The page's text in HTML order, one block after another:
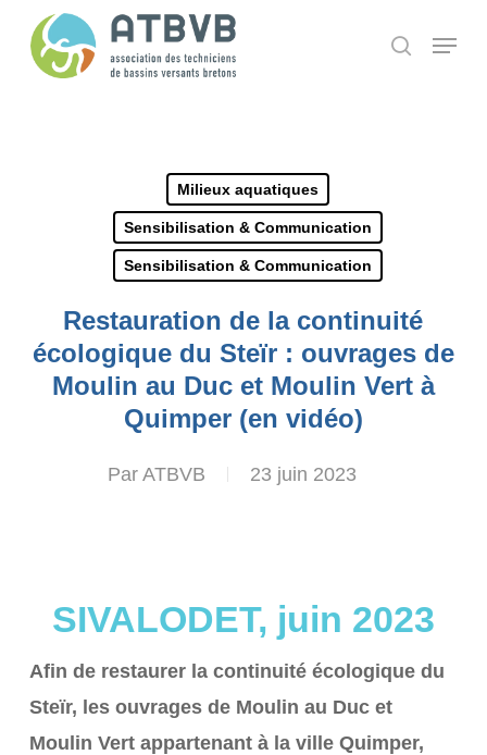
search
Menu
Milieux aquatiques
Sensibilisation & Communication
Sensibilisation & Communication
Restauration de la continuité
écologique du Steïr : ouvrages de
Moulin au Duc et Moulin Vert à
Quimper (en vidéo)
Par ATBVB 23 juin 2023
SIVALODET, juin 2023
Afin de restaurer la continuité écologique du
Steïr, les ouvrages de Moulin au Duc et
Moulin Vert appartenant à la ville Quimper,
Panneau de gestion des cookies